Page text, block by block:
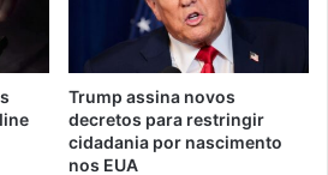
Trump assina novos
decretos para restringir
cidadania por nascimento
nos EUA